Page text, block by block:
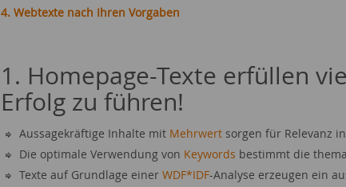
4. Webtexte nach Ihren Vorgaben
1. Homepage-Texte erfüllen
Erfolg zu führen!
Aussagekräftige Inhalte mit Mehrwert sorgen für Relevanz
Die optimale Verwendung von Keywords bestimmt die
Texte auf Grundlage einer WDF*IDF-Analyse erzeugen ein